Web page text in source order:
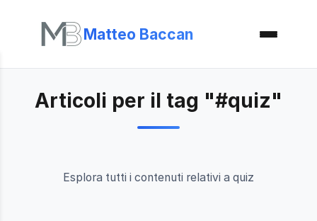
Matteo Baccan
Articoli per il tag "#quiz"
Esplora tutti i contenuti relativi a quiz